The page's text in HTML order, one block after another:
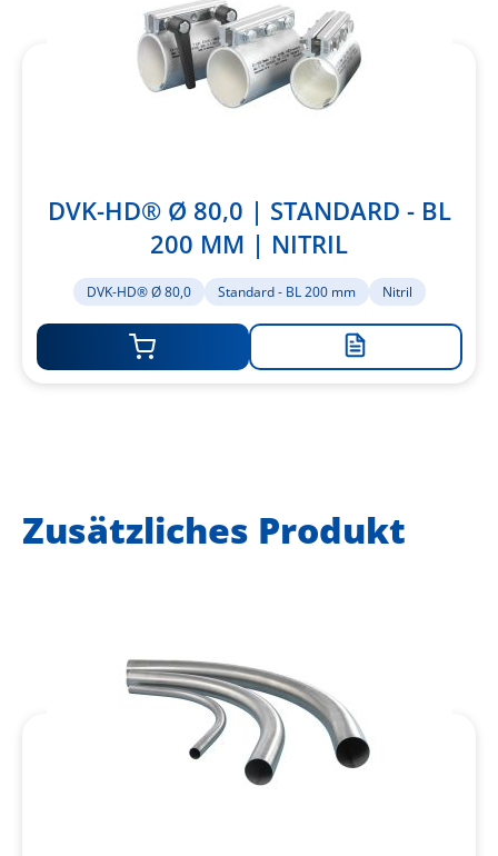
DVK-HD® Ø 80,0 | STANDARD - BL
200 MM | NITRIL
DVK-HD® Ø 80,0 Standard - BL 200 mm Nitril
Zur
Zusätzliches Produkt